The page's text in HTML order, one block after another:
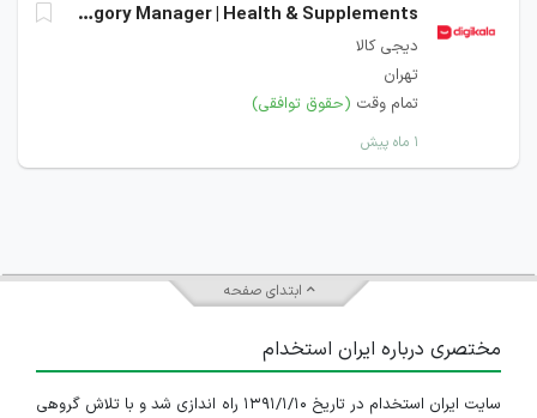
Category Manager | Health & Supplements
دیجی کالا
تهران
تمام وقت (حقوق توافقی)
۱ ماه پیش
ابتدای صفحه
مختصری درباره ایران استخدام
سایت ایران استخدام در تاریخ ۱۳۹۱/۱/۱۰ راه اندازی شد و با تلاش گروهی